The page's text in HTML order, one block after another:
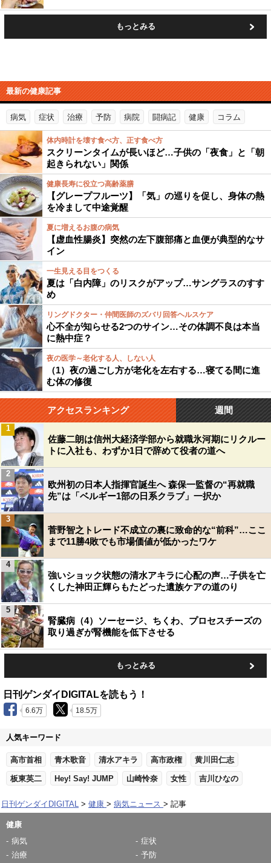
もっとみる
最新の健康記事
病気 症状 治療 予防 病院 闘病記 健康 コラム
体内時計を壊す食べ方、正す食べ方
スクリーンタイムが長いほど…子供の「夜食」と「朝
起きられない」関係
健康長寿に役立つ高齢薬膳
【グレープフルーツ】「気」の巡りを促し、身体の熱
を冷まして中途覚醒
夏に増えるお腹の病気
【虚血性腸炎】突然の左下腹部痛と血便が典型的なサ
イン
一生見える目をつくる
夏は「白内障」のリスクがアップ…サングラスのすす
め
リングドクター・仲間医師のズバリ回答ヘルスケア
心不全が知らせる2つのサイン…その体調不良は本当
に熱中症？
夜の医学～老化する人、しない人
（1）夜の過ごし方が老化を左右する…寝てる間に進
む体の修復
アクセスランキング 週間
佐藤二朗は信州大経済学部から就職氷河期にリクルー
トに入社も、わずか1日で辞めて役者の道へ
1
欧州初の日本人指揮官誕生へ 森保一監督の“再就職
先”は「ベルギー1部の日系クラブ」一択か
2
菅野智之トレード不成立の裏に致命的な“前科”…ここ
まで11勝4敗でも市場価値が低かったワケ
3
強いショック状態の清水アキラに心配の声…子供を亡
くした神田正輝らもたどった遺族ケアの道のり
4
腎臓病（4）ソーセージ、ちくわ、プロセスチーズの
取り過ぎが腎機能を低下させる
5
もっとみる
日刊ゲンダイDIGITALを読もう！
6.6万 18.5万
人気キーワード
高市首相 青木歌音 清水アキラ 高市政権 黄川田仁志
板東英二 Hey! Say! JUMP 山崎怜奈 女性 吉川ひなの
日刊ゲンダイDIGITAL 健康 病気ニュース 記事
健康
病気
症状
治療
予防